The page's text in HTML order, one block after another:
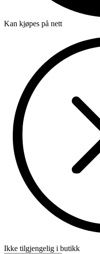
Kan kjøpes på nett
Ikke tilgjengelig i butikk